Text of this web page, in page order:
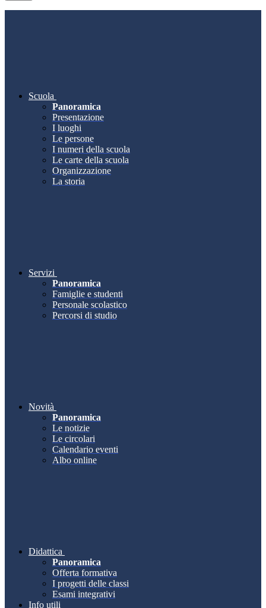
Scuola
Panoramica
Presentazione
I luoghi
Le persone
I numeri della scuola
Le carte della scuola
Organizzazione
La storia
Servizi
Panoramica
Famiglie e studenti
Personale scolastico
Percorsi di studio
Novità
Panoramica
Le notizie
Le circolari
Calendario eventi
Albo online
Didattica
Panoramica
Offerta formativa
I progetti delle classi
Esami integrativi
Info utili